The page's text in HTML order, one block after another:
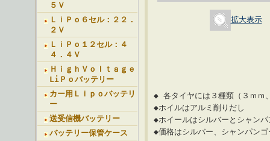
５Ｖ
ＬｉＰｏ６セル：２２．
２Ｖ
ＬｉＰｏ１２セル：４
４．４Ｖ
ＨｉｇｈＶｏｌｔａｇｅ
LiＰｏバッテリー
カー用Ｌｉｐｏバッテリ
ー
送受信機バッテリー
バッテリー保管ケース
拡大表示
◆ 各タイヤには３種類（３ｍｍ
◆ホイルはアルミ削りだし
◆ホイールはシルバーとシャン
◆価格はシルバー、シャンパン